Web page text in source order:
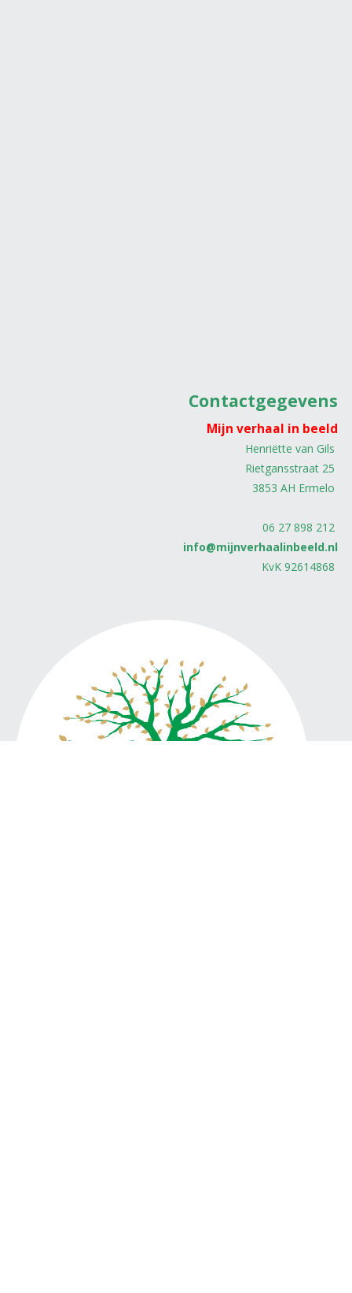
Contactgegevens
Mijn verhaal in beeld
Henriëtte van Gils
Rietgansstraat 25
3853 AH Ermelo
06 27 898 212
info@mijnverhaalinbeeld.nl
KvK 92614868